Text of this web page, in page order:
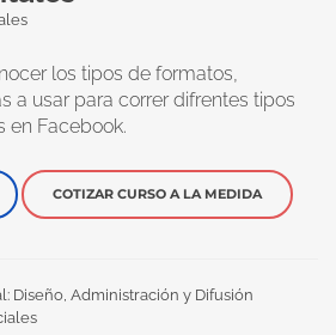
los tipos de formatos,
a usar para correr difrentes tipos
en Facebook.
COTIZAR CURSO A LA MEDIDA